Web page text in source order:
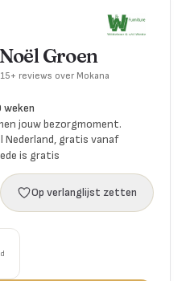
Groen
reviews over Mokana
weken
jouw bezorgmoment.
Nederland, gratis vanaf
is gratis
Op verlanglijst zetten